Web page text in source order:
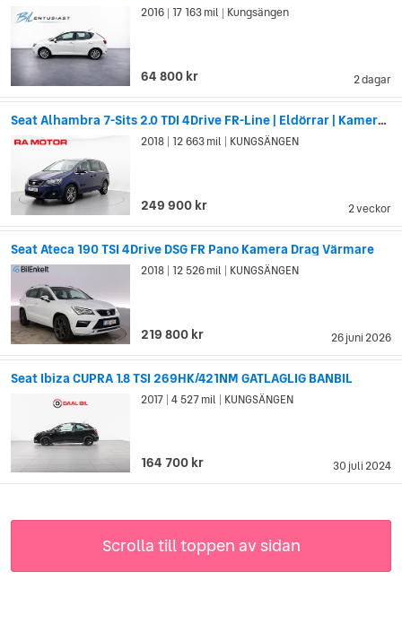
med stor kundnöjdhet ligger i att de förstår sin historia när de
skapar vår framtid.
Visualiserad perfektion före
produktion
För Seat handlar det mesta om detaljer. Detta då den minsta
detalj kan vara avgörande för den stora helheten. Innan en bil
börjar produceras tas den först fram visuellt tack vare
avancerad teknik. Varje del skapas i en digital miljö för att
utvärderas och justeras. SEAT utmanar, testar och skapar
älskvärda bilar som blir en del av många människors vardag.
2 dagar
2016 17 163 mil Kungsängen
64 800 kr
Seat Alhambra 7-Sits 2.0 TDI 4Drive FR-Line | Eldörrar | Kamera | Nav
2 veckor
2018 12 663 mil KUNGSÄNGEN
249 900 kr
Seat Ateca 190 TSI 4Drive DSG FR Pano Kamera Drag Värmare
26 juni 2026
2018 12 526 mil KUNGSÄNGEN
219 800 kr
Seat Ibiza CUPRA 1.8 TSI 269HK/421NM GATLAGLIG BANBIL
30 juli 2024
2017 4 527 mil KUNGSÄNGEN
164 700 kr
Scrolla till toppen av sidan